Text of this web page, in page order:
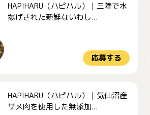
HAPIHARU（ハピハル）｜三陸で水
揚げされた新鮮ないわし...
応募する
HAPIHARU（ハピハル）｜気仙沼産
サメ肉を使用した無添加...